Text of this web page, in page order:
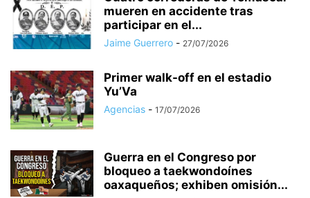
mueren en accidente tras
participar en el...
Jaime Guerrero - 27/07/2026
Primer walk-off en el estadio
Yu’Va
Agencias - 17/07/2026
Guerra en el Congreso por
bloqueo a taekwondoínes
oaxaqueños; exhiben omisión...